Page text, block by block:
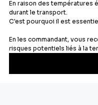
Newsletter
Recevez les recettes,